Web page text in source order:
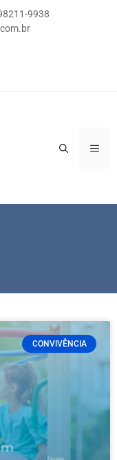
9938
CONVIVÊNCIA